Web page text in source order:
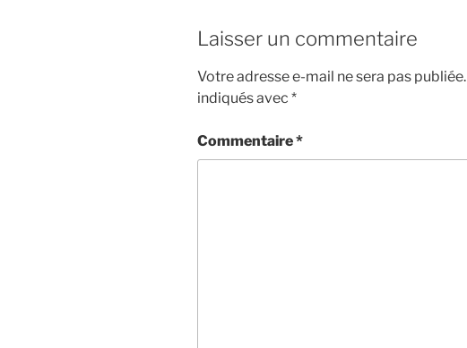
Laisser un commentaire
Votre adresse e-mail ne sera pas publiée.
indiqués avec *
Commentaire*